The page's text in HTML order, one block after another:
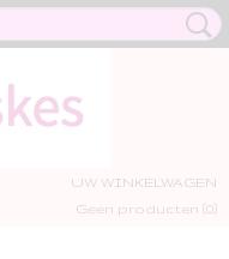
UW WINKELWAGEN
Geen producten (0)